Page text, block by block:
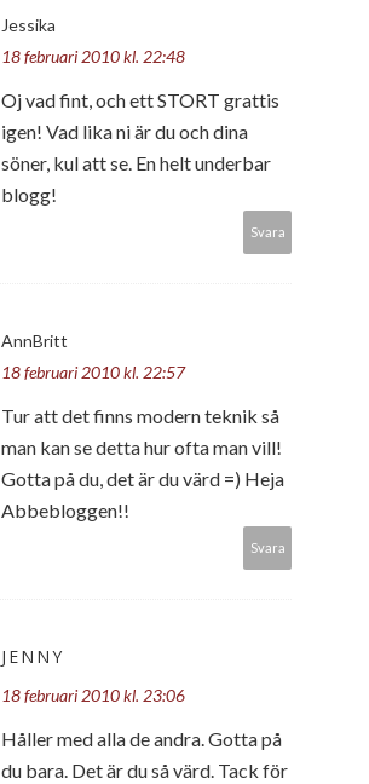
Jessika
18 februari 2010 kl. 22:48
Oj vad fint, och ett STORT grattis
igen! Vad lika ni är du och dina
söner, kul att se. En helt underbar
blogg!
Svara
AnnBritt
18 februari 2010 kl. 22:57
Tur att det finns modern teknik så
man kan se detta hur ofta man vill!
Gotta på du, det är du värd =) Heja
Abbebloggen!!
Svara
JENNY
18 februari 2010 kl. 23:06
Håller med alla de andra. Gotta på
du bara. Det är du så värd. Tack för